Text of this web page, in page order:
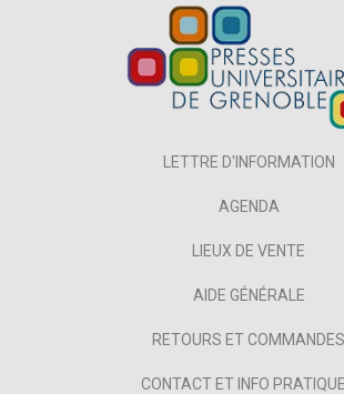
LETTRE D'INFORMATION
AGENDA
LIEUX DE VENTE
AIDE GÉNÉRALE
RETOURS ET COMMANDES
CONTACT ET INFO